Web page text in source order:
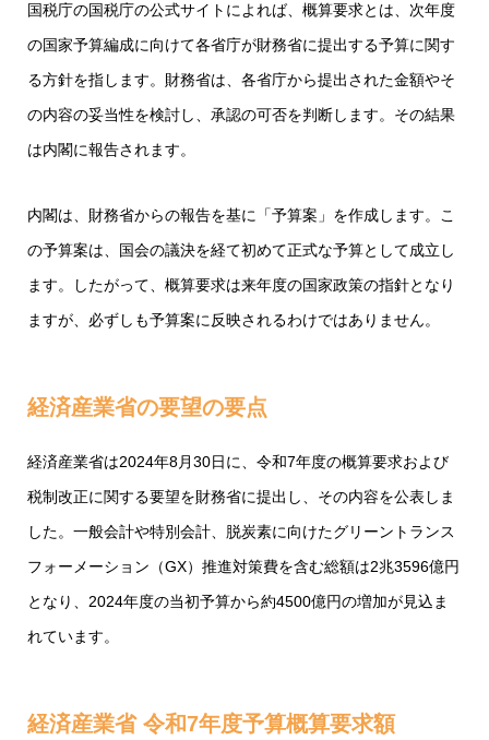
国税庁の国税庁の公式サイト によれば、概算要求とは、次年度
の国家予算編成に向けて各省庁が財務省に提出する予算に関す
る方針を指します。財務省は、各省庁から提出された金額やそ
の内容の妥当性を検討し、承認の可否を判断します。その結果
は内閣に報告されます。
内閣は、財務省からの報告を基に「予算案」を作成します。こ
の予算案は、国会の議決を経て初めて正式な予算として成立し
ます。したがって、概算要求は来年度の国家政策の指針となり
ますが、必ずしも予算案に反映されるわけではありません。
経済産業省の要望の要点
経済産業省は2024年8月30日に、令和7年度の概算要求および
税制改正に関する要望を財務省に提出し、その内容を公表しま
した。一般会計や特別会計、脱炭素に向けたグリーントランス
フォーメーション（GX）推進対策費を含む総額は2兆3596億円
となり、2024年度の当初予算から約4500億円の増加が見込ま
れています。
経済産業省 令和7年度予算概算要求額